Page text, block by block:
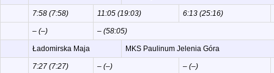
7:58 (7:58) 11:05 (19:03) 6:13 (25:16)
– (–) – (58:05)
Ładomirska Maja MKS Paulinum Jelenia Góra
7:27 (7:27) – (–) – (–)